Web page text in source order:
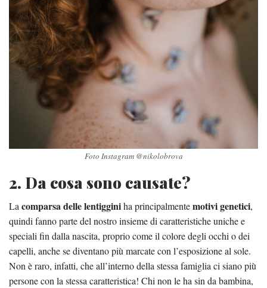
Foto Instagram @nikolobrova
2. Da cosa sono causate?
La comparsa delle lentigginiha principalmentemotivi genetici,
quindi fanno parte del nostro insieme di caratteristiche uniche e
speciali fin dalla nascita, proprio come il colore degli occhi o dei
capelli, anche se diventano più marcate con l’esposizione al sole.
Non è raro, infatti, che all’interno della stessa famiglia ci siano più
persone con la stessa caratteristica! Chi non le ha sin da bambina,